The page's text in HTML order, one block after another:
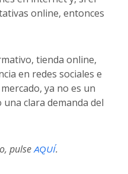
online, entonces
tienda online,
en redes sociales e
ya no es un
clara demanda del
pulseAQUÍ.